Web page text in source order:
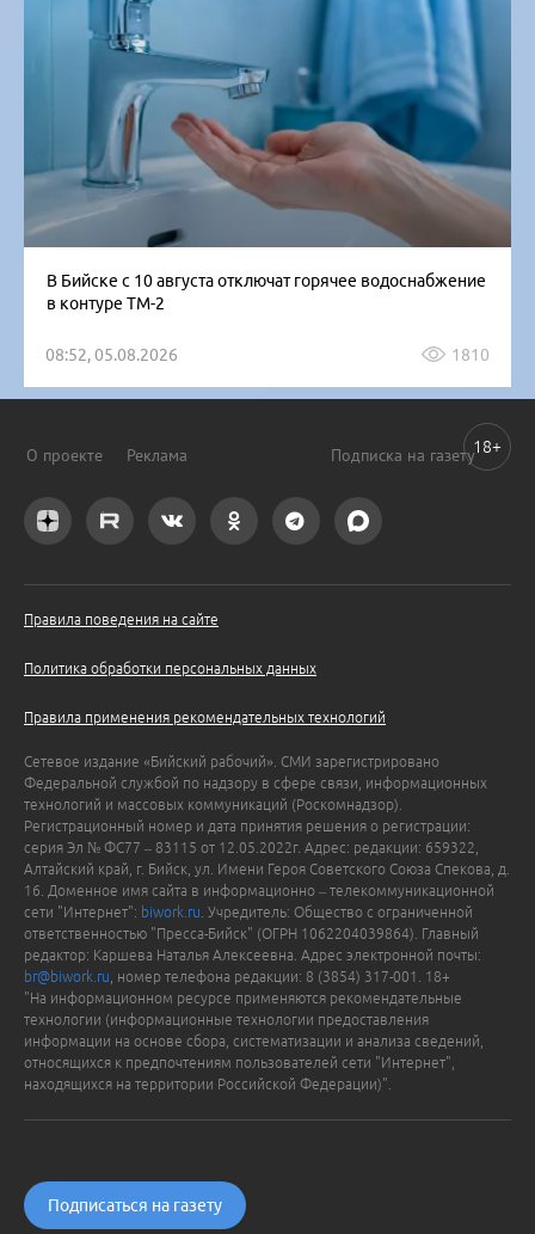
В Бийске с 10 августа отключат горячее водоснабжение
в контуре ТМ-2
08:52, 05.08.2026 1810
О проекте Реклама Подписка на газету
Правила поведения на сайте
Политика обработки персональных данных
Правила применения рекомендательных технологий
Сетевое издание «Бийский рабочий». СМИ зарегистрировано
Федеральной службой по надзору в сфере связи, информационных
технологий и массовых коммуникаций (Роскомнадзор).
Регистрационный номер и дата принятия решения о регистрации:
серия Эл № ФС77 – 83115 от 12.05.2022г. Адрес: редакции: 659322,
Алтайский край, г. Бийск, ул. Имени Героя Советского Союза Спекова, д.
16. Доменное имя сайта в информационно – телекоммуникационной
сети "Интернет": biwork.ru . Учредитель: Общество с ограниченной
ответственностью "Пресса-Бийск" (ОГРН 1062204039864). Главный
редактор: Каршева Наталья Алексеевна. Адрес электронной почты:
br@biwork.ru , номер телефона редакции: 8 (3854) 317-001. 18+
"На информационном ресурсе применяются рекомендательные
технологии (информационные технологии предоставления
информации на основе сбора, систематизации и анализа сведений,
относящихся к предпочтениям пользователей сети "Интернет",
находящихся на территории Российской Федерации)".
Подписаться на газету
18+